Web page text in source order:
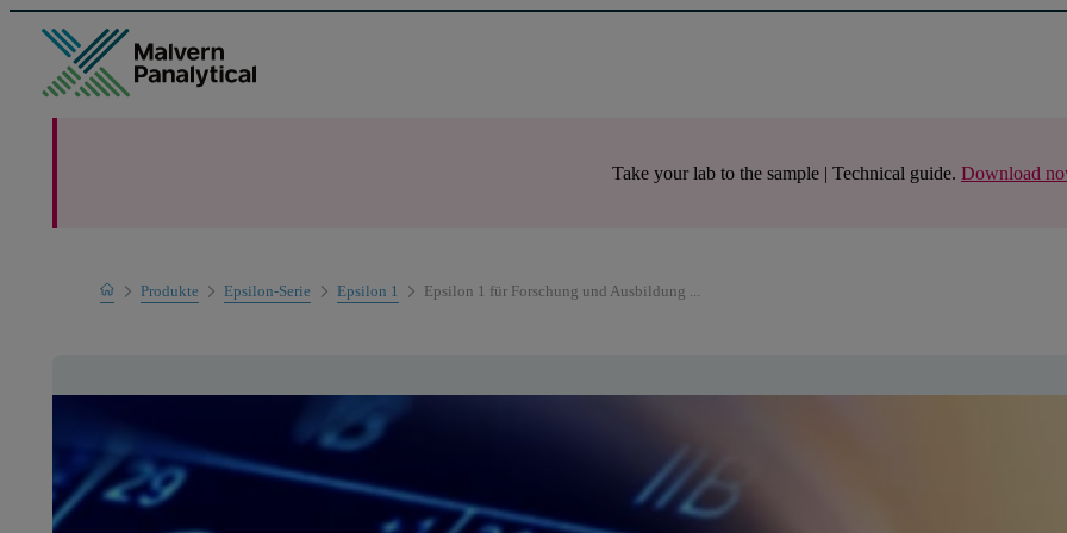
Take your lab to the sample | Technical guide. Download
HomeProdukte
Mess-Systeme
Epsilon-Serie Epsilon 1 Epsilon 1 für Forschung und Ausbildung ...